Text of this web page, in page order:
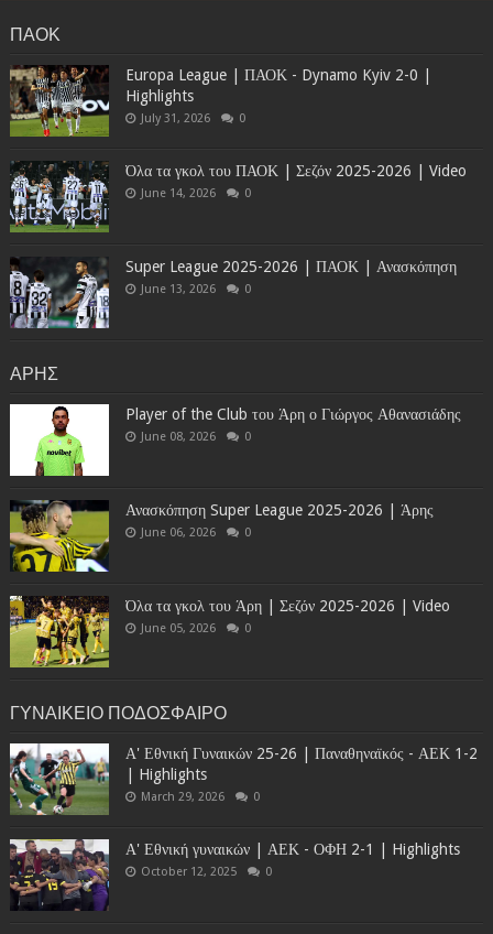
ΠΑΟΚ
Europa League | ΠΑΟΚ - Dynamo Kyiv 2-0 |
Highlights
July 31, 2026 0
Όλα τα γκολ του ΠΑΟΚ | Σεζόν 2025-2026 | Video
June 14, 2026 0
Super League 2025-2026 | ΠΑΟΚ | Ανασκόπηση
June 13, 2026 0
ΑΡΗΣ
Player of the Club του Άρη ο Γιώργος Αθανασιάδης
June 08, 2026 0
Ανασκόπηση Super League 2025-2026 | Άρης
June 06, 2026 0
Όλα τα γκολ του Άρη | Σεζόν 2025-2026 | Video
June 05, 2026 0
ΓΥΝΑΙΚΕΙΟ ΠΟΔΟΣΦΑΙΡΟ
Α' Εθνική Γυναικών 25-26 | Παναθηναϊκός - ΑΕΚ 1-2
| Highlights
March 29, 2026 0
Α' Εθνική γυναικών | ΑΕΚ - ΟΦΗ 2-1 | Highlights
October 12, 2025 0